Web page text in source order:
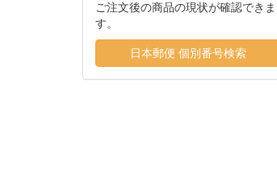
ご注文後の商品の現状が確認できま
す。
日本郵便 個別番号検索